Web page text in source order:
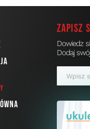
Zapisz
Dowiedz
Dodaj